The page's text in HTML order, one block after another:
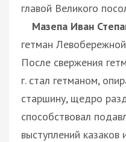
главой Великого
Мазепа Иван
гетман
После свержения
г. стал гетманом,
старшину, щедро
способствовал
выступлений казаков